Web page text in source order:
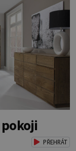
pokoji
PŘEHRÁT